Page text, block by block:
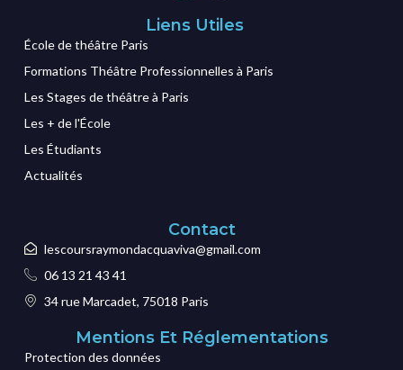
Liens Utiles
École de théâtre Paris
Formations Théâtre Professionnelles à Paris
Les Stages de théâtre à Paris
Les + de l'École
Les Étudiants
Actualités
Contact
lescoursraymondacquaviva@gmail.com
06 13 21 43 41
34 rue Marcadet, 75018 Paris
Mentions Et Réglementations
Protection des données